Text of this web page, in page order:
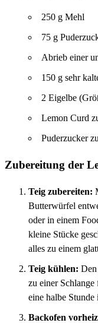
250 g Mehl
75 g
Abrieb einer
150 g sehr
2 Eigelbe
Lemon Curd
Puderzucker
Zubereitung der
Teig zubereiten:
Butterwürfel
oder in einem
kleine Stücke
alles zu einem
Teig kühlen:
zu einer
eine halbe
Backofen